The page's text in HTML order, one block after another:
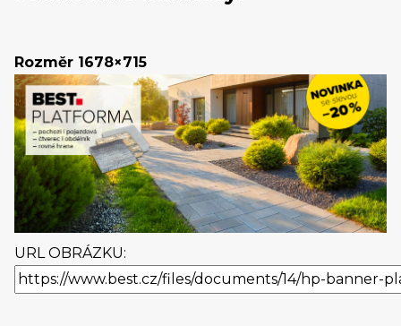
Rozměr 1678×715
URL OBRÁZKU: